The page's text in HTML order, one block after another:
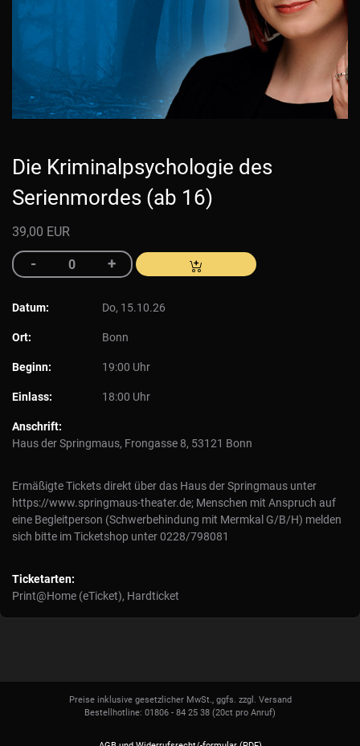
Die Kriminalpsychologie des
Serienmordes (ab 16)
39,00 EUR
Datum: Do, 15.10.26
Ort: Bonn
Beginn: 19:00 Uhr
Einlass: 18:00 Uhr
Anschrift:
Haus der Springmaus, Frongasse 8, 53121 Bonn
Ermäßigte Tickets direkt über das Haus der Springmaus unter
https://www.springmaus-theater.de; Menschen mit Anspruch auf
eine Begleitperson (Schwerbehindung mit Mermkal G/B/H) melden
sich bitte im Ticketshop unter 0228/798081
Ticketarten:
Print@Home (eTicket), Hardticket
Preise inklusive gesetzlicher MwSt., ggfs. zzgl. Versand
Bestellhotline: 01806 - 84 25 38 (20ct pro Anruf)